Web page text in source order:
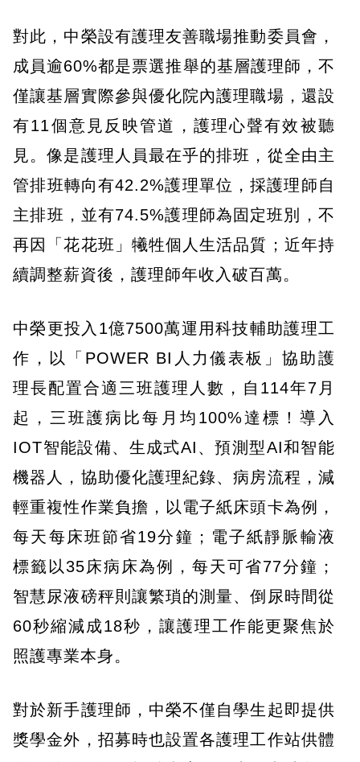
對此，中榮設有護理友善職場推動委員會，
成員逾60%都是票選推舉的基層護理師，不
僅讓基層實際參與優化院內護理職場，還設
有11個意見反映管道，護理心聲有效被聽
見。像是護理人員最在乎的排班，從全由主
管排班轉向有42.2%護理單位，採護理師自
主排班，並有74.5%護理師為固定班別，不
再因「花花班」犧牲個人生活品質；近年持
續調整薪資後，護理師年收入破百萬。
中榮更投入1億7500萬運用科技輔助護理工
作，以「POWER BI人力儀表板」協助護
理長配置合適三班護理人數，自114年7月
起，三班護病比每月均100%達標！導入
IOT智能設備、生成式AI、預測型AI和智能
機器人，協助優化護理紀錄、病房流程，減
輕重複性作業負擔，以電子紙床頭卡為例，
每天每床班節省19分鐘；電子紙靜脈輸液
標籤以35床病床為例，每天可省77分鐘；
智慧尿液磅秤則讓繁瑣的測量、倒尿時間從
60秒縮減成18秒，讓護理工作能更聚焦於
照護專業本身。
對於新手護理師，中榮不僅自學生起即提供
獎學金外，招募時也設置各護理工作站供體